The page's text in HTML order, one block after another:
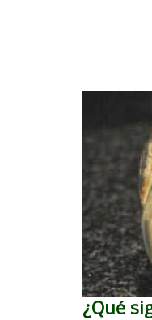
¿Qué